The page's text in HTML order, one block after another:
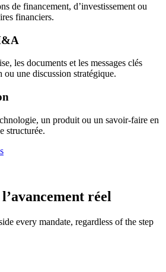
de financement, d’investissement ou
financiers.
les documents et les messages clés
ou une discussion stratégique.
un produit ou un savoir-faire en
structurée.
réel
every mandate, regardless of the step